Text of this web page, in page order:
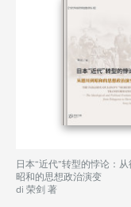
日本“近代”转型的悖论：从
昭和的思想政治演变
di 荣剑 著